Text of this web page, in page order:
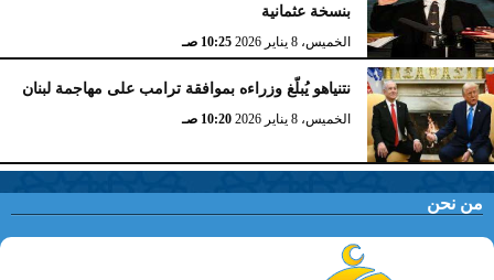
بنسخة عثمانية
الخميس، 8 يناير 2026 10:25 صـ
نتنياهو يُبلّغ وزراءه بموافقة ترامب على مهاجمة لبنان
الخميس، 8 يناير 2026 10:20 صـ
من نحن